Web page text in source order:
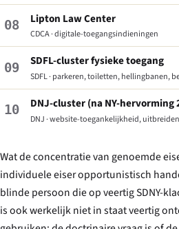
08 Lipton Law Center
CDCA · digitale-toegangsindieningen
09 SDFL-cluster fysieke toegang
SDFL · parkeren, toiletten, hellingbanen,
10 DNJ-cluster (na NY-hervorming
DNJ · website-toegankelijkheid,
Wat de concentratie van genoemde
individuele eiser opportunistisch
blinde persoon die op veertig SDNY-
is ook werkelijk niet in staat veertig